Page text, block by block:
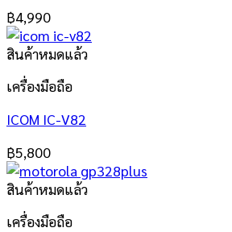
฿4,990
สินค้าหมดแล้ว
เครื่องมือถือ
ICOM IC-V82
฿5,800
สินค้าหมดแล้ว
เครื่องมือถือ